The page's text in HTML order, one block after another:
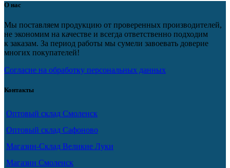
О нас
Мы поставляем продукцию от проверенных производителей,
не экономим на качестве и всегда ответственно подходим
к заказам. За период работы мы сумели завоевать доверие
многих покупателей!
Согласие на обработку персональных данных
Контакты
Оптовый склад Смоленск
Оптовый склад Сафоново
Магазин-Склад Великие Луки
Магазин Смоленск